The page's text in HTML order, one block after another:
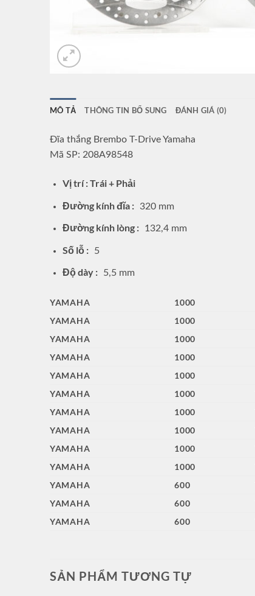
MÔ TẢ THÔNG TIN BỔ SUNG ĐÁNH GIÁ (0)
Đĩa thắng Brembo T-Drive Yamaha
Mã SP: 208A98548
Vị trí : Trái + Phải
Đường kính đĩa :
320 mm
Đường kính lòng : 132,4 mm
Số lỗ : 5
Độ dày : 5,5 mm
YAMAHA 1000
YAMAHA
1000
YAMAHA
1000
YAMAHA
1000
YAMAHA
1000
YAMAHA
1000
YAMAHA
1000
YAMAHA
1000
YAMAHA
1000
YAMAHA
1000
YAMAHA
600
YAMAHA
600
YAMAHA
600
SẢN PHẨM TƯƠNG TỰ